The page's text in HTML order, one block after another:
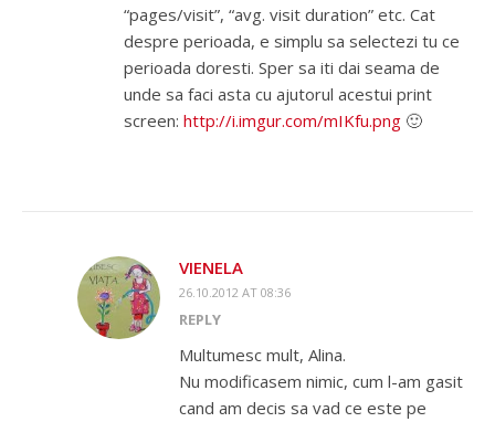
“pages/visit”, “avg. visit duration” etc. Cat
despre perioada, e simplu sa selectezi tu ce
perioada doresti. Sper sa iti dai seama de
unde sa faci asta cu ajutorul acestui print
screen: http://i.imgur.com/mIKfu.png 🙂
VIENELA
26.10.2012 AT 08:36
REPLY
Multumesc mult, Alina.
Nu modificasem nimic, cum l-am gasit
cand am decis sa vad ce este pe